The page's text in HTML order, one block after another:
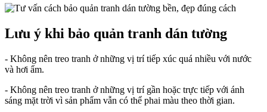
Lưu ý khi bảo quản tranh dán tường
- Không nên treo tranh ở những vị trí tiếp xúc quá nhiều với nước
và hơi ẩm.
- Không nên treo tranh ở những vị trí gần hoặc trực tiếp với ánh
sáng mặt trời vì sản phẩm vẫn có thể phai màu theo thời gian.